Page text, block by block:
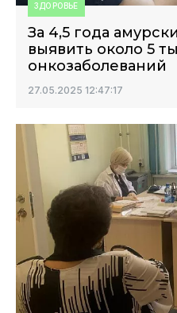
ЗДОРОВЬЕ
За 4,5 года
выявить около 5
онкозаболеваний
27.05.2025 12:47:17